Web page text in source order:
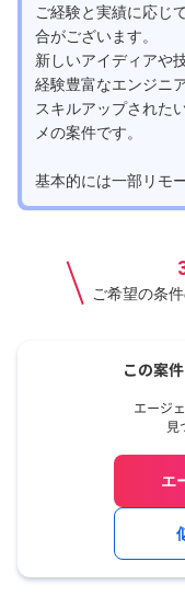
ご経験と実績に応じ
合がございます。
新しいアイディアや
経験豊富なエンジニ
スキルアップされた
メの案件です。
基本的には一部リモ
ご希望の条
エ